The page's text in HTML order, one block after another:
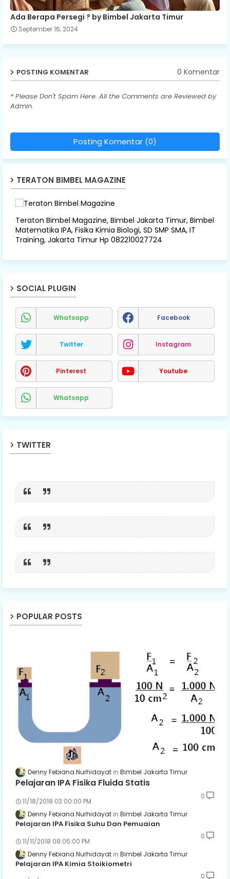
Ada Berapa Persegi ? by Bimbel Jakarta Timur
September 16, 2024
POSTING KOMENTAR 0 Komentar
* Please Don't Spam Here. All the Comments are Reviewed by
Admin.
Posting Komentar (0)
TERATON BIMBEL MAGAZINE
Teraton Bimbel Magazine, Bimbel Jakarta Timur, Bimbel
Matematika IPA, Fisika Kimia Biologi, SD SMP SMA, IT
Training, Jakarta Timur Hp 082210027724
SOCIAL PLUGIN
Whatsapp Facebook
Twitter Instagram
Pinterest Youtube
Whatsapp
TWITTER
POPULAR POSTS
Denny Febiana Nurhidayat Bimbel Jakarta Timur
Pelajaran IPA Fisika Fluida Statis
11/18/2018 03:00:00 PM
0
Denny Febiana Nurhidayat Bimbel Jakarta Timur
Pelajaran IPA Fisika Suhu Dan Pemuaian
11/11/2018 08:05:00 PM
0
Denny Febiana Nurhidayat Bimbel Jakarta Timur
Pelajaran IPA Kimia Stoikiometri
0